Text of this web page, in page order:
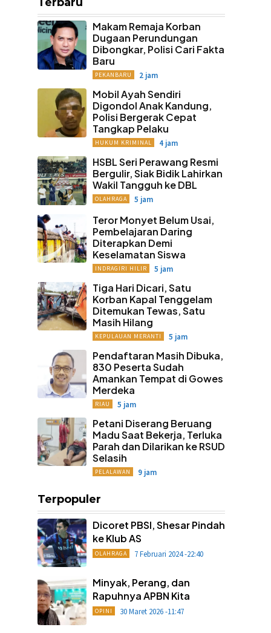
Makam Remaja Korban
Dugaan Perundungan
Dibongkar, Polisi Cari Fakta
Baru
PEKANBARU 2 jam
Mobil Ayah Sendiri
Digondol Anak Kandung,
Polisi Bergerak Cepat
Tangkap Pelaku
HUKUM KRIMINAL 4 jam
HSBL Seri Perawang Resmi
Bergulir, Siak Bidik Lahirkan
Wakil Tangguh ke DBL
OLAHRAGA 5 jam
Teror Monyet Belum Usai,
Pembelajaran Daring
Diterapkan Demi
Keselamatan Siswa
INDRAGIRI HILIR 5 jam
Tiga Hari Dicari, Satu
Korban Kapal Tenggelam
Ditemukan Tewas, Satu
Masih Hilang
KEPULAUAN MERANTI 5 jam
Pendaftaran Masih Dibuka,
830 Peserta Sudah
Amankan Tempat di Gowes
Merdeka
RIAU 5 jam
Petani Diserang Beruang
Madu Saat Bekerja, Terluka
Parah dan Dilarikan ke RSUD
Selasih
PELALAWAN 9 jam
Terpopuler
Dicoret PBSI, Shesar Pindah
ke Klub AS
OLAHRAGA 7 Februari 2024 -22:40
Minyak, Perang, dan
Rapuhnya APBN Kita
OPINI 30 Maret 2026 -11:47